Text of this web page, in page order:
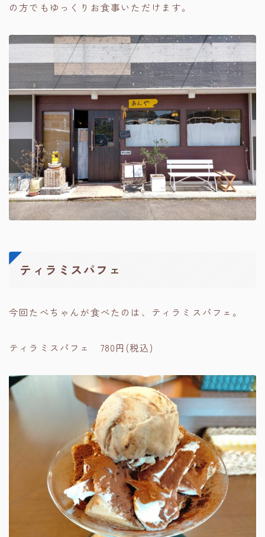
の方でもゆっくりお食事いただけます。
ティラミスパフェ
今回たべちゃんが食べたのは、ティラミスパフェ。
ティラミスパフェ 780円(税込)